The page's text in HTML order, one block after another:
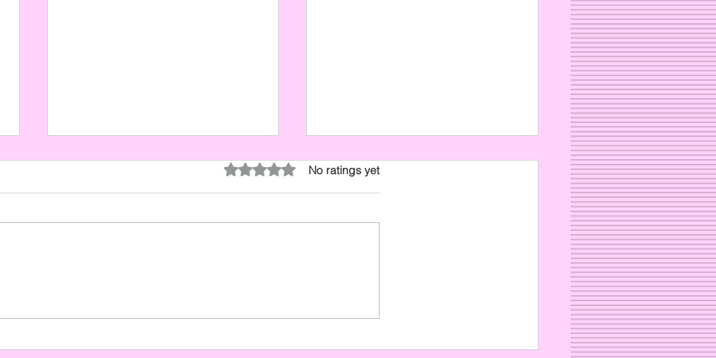
Rated 0 out of 5 stars.No ratings yet